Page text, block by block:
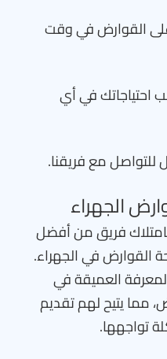
القوارض في وقت
احتياجاتك في أي
مع فريقنا.
الجهراء
فريق من أفضل
القوارض في الجهراء.
العميقة في
مما يتيح لهم تقديم
تواجهها.